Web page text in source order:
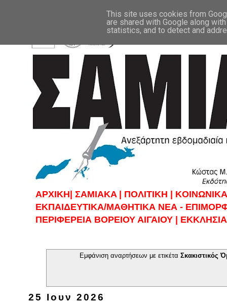
ΑΡΧΙΚΗ| ΣAMIAKA | ΠΟΛΙΤΙΚΗ |
ΕΚΠΑΙΔΕΥΤΙΚΑ/ΜΑΘΗΤΙΚΑ ΝΕΑ -
ΠΕΡΙΦΕΡΕΙΑ ΒΟΡΕΙΟΥ ΑΙΓΑΙΟΥ |
Εμφάνιση αναρτήσεων με ετικέταΣκακιστικός
25 Ιουν 2026
This site uses cookies from
are shared with Google along
statistics, and to detect and